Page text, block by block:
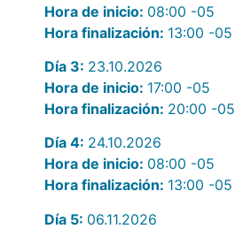
Hora de inicio: 08:00 -05
Hora finalización: 13:00 -05
Día 3: 23.10.2026
Hora de inicio: 17:00 -05
Hora finalización: 20:00 -05
Día 4: 24.10.2026
Hora de inicio: 08:00 -05
Hora finalización: 13:00 -05
Día 5: 06.11.2026